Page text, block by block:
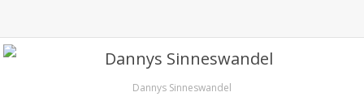
Dannys Sinneswandel